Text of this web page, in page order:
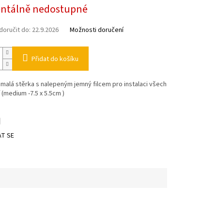
nedostupné
do: 22.9.2026 Možnosti doručení
Přidat do košíku
stěrka s nalepeným jemný filcem pro instalaci všech
-7.5 x 5.5cm )
SE